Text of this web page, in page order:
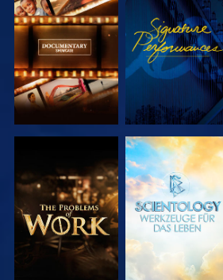
SERIE
ENTDECKEN
ANSEHEN
SERIE
ENTDECKEN
SERIE
ENTDECKEN